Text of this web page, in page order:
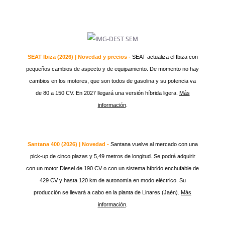
SEAT Ibiza (2026) | Novedad y precios - SEAT actualiza el Ibiza con
pequeños cambios de aspecto y de equipamiento. De momento no hay
cambios en los motores, que son todos de gasolina y su potencia va
de 80 a 150 CV. En 2027 llegará una versión híbrida ligera. Más
información.
Santana 400 (2026) | Novedad - Santana vuelve al mercado con una
pick-up de cinco plazas y 5,49 metros de longitud. Se podrá adquirir
con un motor Diesel de 190 CV o con un sistema híbrido enchufable de
429 CV y hasta 120 km de autonomía en modo eléctrico. Su
producción se llevará a cabo en la planta de Linares (Jaén). Más
información.